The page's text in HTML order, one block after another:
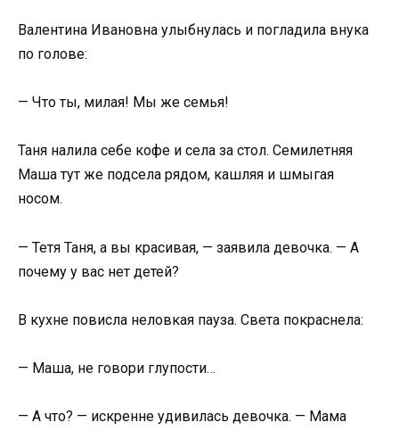
Валентина Ивановна улыбнулась и погладила внука
по голове:
— Что ты, милая! Мы же семья!
Таня налила себе кофе и села за стол. Семилетняя
Маша тут же подсела рядом, кашляя и шмыгая
носом.
— Тетя Таня, а вы красивая, — заявила девочка. — А
почему у вас нет детей?
В кухне повисла неловкая пауза. Света покраснела:
— Маша, не говори глупости…
— А что? — искренне удивилась девочка. — Мама